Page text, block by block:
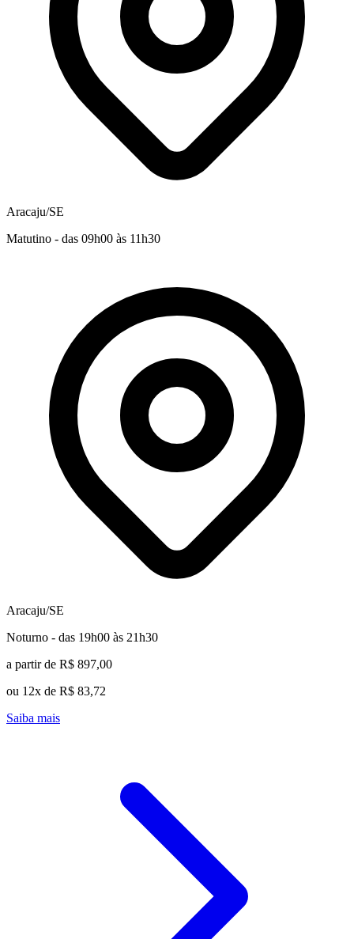
Aracaju/SE
Matutino - das 09h00 às 11h30
Aracaju/SE
Noturno - das 19h00 às 21h30
a partir de R$ 897,00
ou 12x de R$ 83,72
Saiba mais